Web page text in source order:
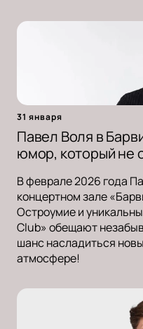
31 января
Павел Воля в
юмор, который не
В феврале 2026 года
концертном зале
Остроумие и
Club» обещают
шанс насладиться
атмосфере!